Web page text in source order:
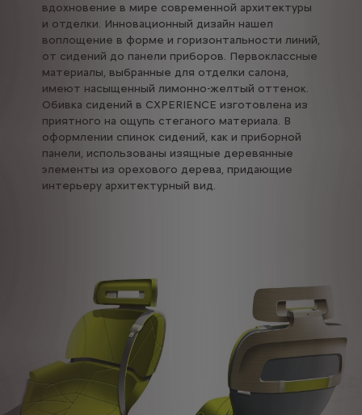
вдохновение в мире современной архитектуры
и отделки. Инновационный дизайн нашел
воплощение в форме и горизонтальности линий,
от сидений до панели приборов. Первоклассные
материалы, выбранные для отделки салона,
имеют насыщенный лимонно-желтый оттенок.
Обивка сидений в CXPERIENCE изготовлена из
приятного на ощупь стеганого материала. В
оформлении спинок сидений, как и приборной
панели, использованы изящные деревянные
элементы из орехового дерева, придающие
интерьеру архитектурный вид.